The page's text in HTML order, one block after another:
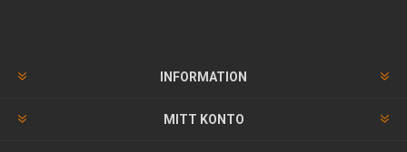
INFORMATION
MITT KONTO